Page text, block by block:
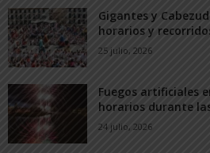
Gigantes y
horarios y
25 julio, 2026
Fuegos artificiales
horarios durante
24 julio, 2026